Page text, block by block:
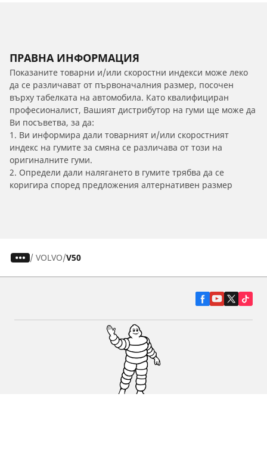
ПРАВНА ИНФОРМАЦИЯ
Показаните товарни и/или скоростни индекси може леко
да се различават от първоначалния размер, посочен
върху табелката на автомобила. Като квалифициран
професионалист, Вашият дистрибутор на гуми ще може да
Ви посъветва, за да:
1. Ви информира дали товарният и/или скоростният
индекс на гумите за смяна се различава от този на
оригиналните гуми.
2. Определи дали налягането в гумите трябва да се
коригира според предложения алтернативен размер
/ VOLVO V50